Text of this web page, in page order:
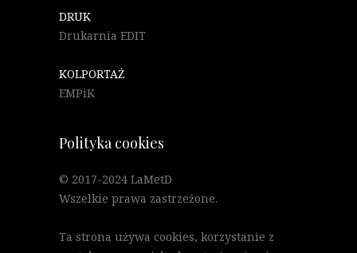
DRUK
Drukarnia EDIT
KOLPORTAŻ
EMPiK
Polityka cookies
© 2017-2024 LaMetD
Wszelkie prawa zastrzeżone.
Ta strona używa cookies, korzystanie z